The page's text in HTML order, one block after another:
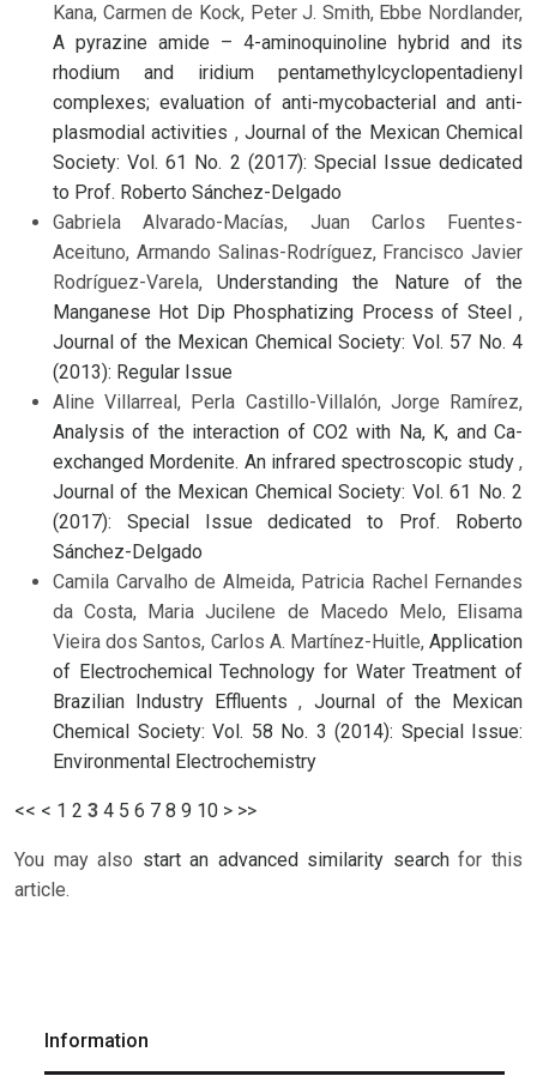
Kana, Carmen de Kock, Peter J. Smith, Ebbe Nordlander,
A pyrazine amide – 4-aminoquinoline hybrid and its
rhodium and iridium pentamethylcyclopentadienyl
complexes; evaluation of anti-mycobacterial and anti-
plasmodial activities , Journal of the Mexican Chemical
Society: Vol. 61 No. 2 (2017): Special Issue dedicated
to Prof. Roberto Sánchez-Delgado
Gabriela Alvarado-Macías, Juan Carlos Fuentes-
Aceituno, Armando Salinas-Rodríguez, Francisco Javier
Rodríguez-Varela,Understanding the Nature of the
Manganese Hot Dip Phosphatizing Process of Steel ,
Journal of the Mexican Chemical Society: Vol. 57 No. 4
(2013): Regular Issue
Aline Villarreal, Perla Castillo-Villalón, Jorge Ramírez,
Analysis of the interaction of CO2 with Na, K, and Ca-
exchanged Mordenite. An infrared spectroscopic study ,
Journal of the Mexican Chemical Society: Vol. 61 No. 2
(2017): Special Issue dedicated to Prof. Roberto
Sánchez-Delgado
Camila Carvalho de Almeida, Patricia Rachel Fernandes
da Costa, Maria Jucilene de Macedo Melo, Elisama
Vieira dos Santos, Carlos A. Martínez-Huitle, Application
of Electrochemical Technology for Water Treatment of
Brazilian Industry Effluents, Journal of the Mexican
Chemical Society: Vol. 58 No. 3 (2014): Special Issue:
Environmental Electrochemistry
<< < 1 2 3 4 5 6 7 8 9 10 > >>
You may also start an advanced similarity searchfor this
article.
Information